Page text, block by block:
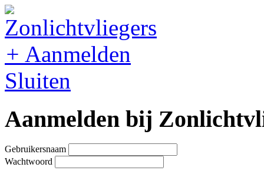
+ Aanmelden
Sluiten
Aanmelden bij
Gebruikersnaam
Wachtwoord